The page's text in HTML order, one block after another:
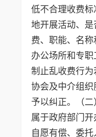
低不合理收费
地开展活动、
费、职能、名
办公场所和专
制止乱收费行
协会及中介组
予以纠正。（
属于政府部门
自愿有偿、委